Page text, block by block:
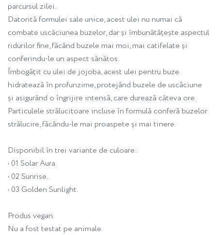
parcursul zilei.
Datorită formulei sale unice, acest ulei nu numai că
combate uscăciunea buzelor, dar și îmbunătățește aspectul
ridurilor fine, făcând buzele mai moi, mai catifelate și
conferindu-le un aspect sănătos.
Îmbogățit cu ulei de jojoba, acest ulei pentru buze
hidratează în profunzime, protejând buzele de uscăciune
și asigurând o îngrijire intensă, care durează câteva ore.
Particulele strălucitoare incluse în formulă conferă buzelor
strălucire, făcându-le mai proaspete și mai tinere.
Disponibil în trei variante de culoare:
• 01 Solar Aura.
• 02 Sunrise.
• 03 Golden Sunlight.
Produs vegan.
Nu a fost testat pe animale.